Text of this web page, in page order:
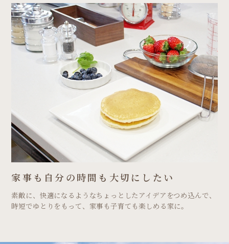
家事も自分の時間も 大切にしたい
素敵に、快適になるようなちょっとしたアイデアをつめ込んで、
時短でゆとりをもって、家事も子育ても楽しめる家に。